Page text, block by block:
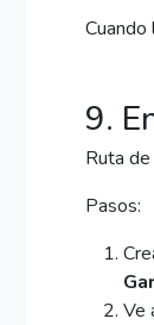
Cuando
9.
Ruta de
Pasos:
Ve